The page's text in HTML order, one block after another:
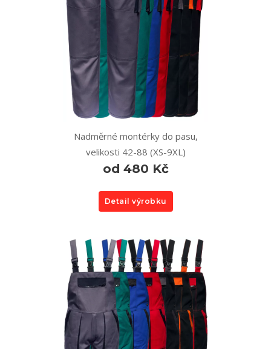
Nadměrné montérky do pasu,
velikosti 42-88 (XS-9XL)
od 480 Kč
Detail výrobku